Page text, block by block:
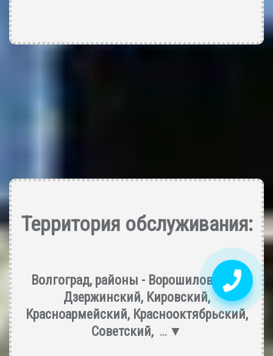
Территория обслуживания:
Волгоград, районы - Ворошиловский,
Дзержинский, Кировский,
Красноармейский, Краснооктябрьский,
Советский,